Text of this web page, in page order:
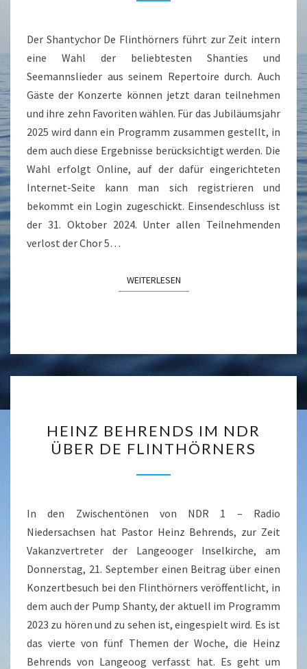
Der Shantychor De Flinthörners führt zur Zeit intern
eine Wahl der beliebtesten Shanties und
Seemannslieder aus seinem Repertoire durch. Auch
Gäste der Konzerte können jetzt daran teilnehmen
und ihre zehn Favoriten wählen. Für das Jubiläumsjahr
2025 wird dann ein Programm zusammen gestellt, in
dem auch diese Ergebnisse berücksichtigt werden. Die
Wahl erfolgt Online, auf der dafür eingerichteten
Internet-Seite kann man sich registrieren und
bekommt ein Login zugeschickt. Einsendeschluss ist
der 31. Oktober 2024. Unter allen Teilnehmenden
verlost der Chor 5…
WEITERLESENWEITERLESEN
BEHRENDS
IM
NDR
DE
FLINTHÖRNERS
HEINZ BEHRENDS IM NDR
ÜBER DE FLINTHÖRNERS
In den Zwischentönen von NDR 1 – Radio
Niedersachsen hat Pastor Heinz Behrends, zur Zeit
Vakanzvertreter der Langeooger Inselkirche, am
Donnerstag, 21. September einen Beitrag über einen
Konzertbesuch bei den Flinthörners veröffentlicht, in
dem auch der Pump Shanty, der aktuell im Programm
2023 zu hören und zu sehen ist, eingespielt wird. Es ist
das vierte von fünf Themen der Woche, die Heinz
Behrends von Langeoog verfasst hat. Es geht um